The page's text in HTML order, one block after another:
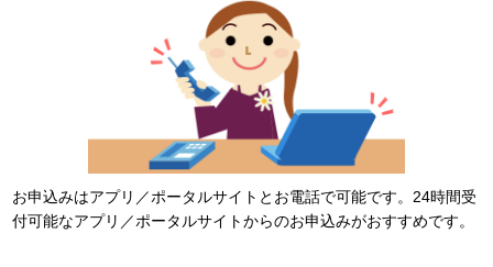
お申込みはアプリ／ポータルサイトとお電話で可能です。24時間受
付可能なアプリ／ポータルサイトからのお申込みがおすすめです。